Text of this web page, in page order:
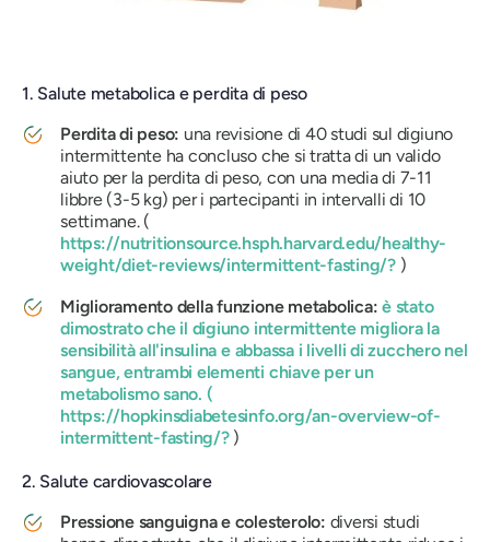
1. Salute metabolica e perdita di peso
Perdita di peso: una revisione di 40 studi sul digiuno
intermittente ha concluso che si tratta di un valido
aiuto per la perdita di peso, con una media di 7-11
libbre (3-5 kg) per i partecipanti in intervalli di 10
settimane. (
https://nutritionsource.hsph.harvard.edu/healthy-
weight/diet-reviews/intermittent-fasting/?)
Miglioramento della funzione metabolica: è stato
dimostrato che il digiuno intermittente migliora la
sensibilità all'insulina e abbassa i livelli di zucchero nel
sangue, entrambi elementi chiave per un
metabolismo sano. (
https://hopkinsdiabetesinfo.org/an-overview-of-
intermittent-fasting/?)
2. Salute cardiovascolare
Pressione sanguigna e colesterolo: diversi studi